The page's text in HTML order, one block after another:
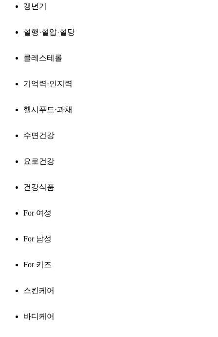
갱년기
혈행·혈압·혈당
콜레스테롤
기억력·인지력
헬시푸드·과채
수면건강
요로건강
건강식품
For 여성
For 남성
For 키즈
스킨케어
바디케어